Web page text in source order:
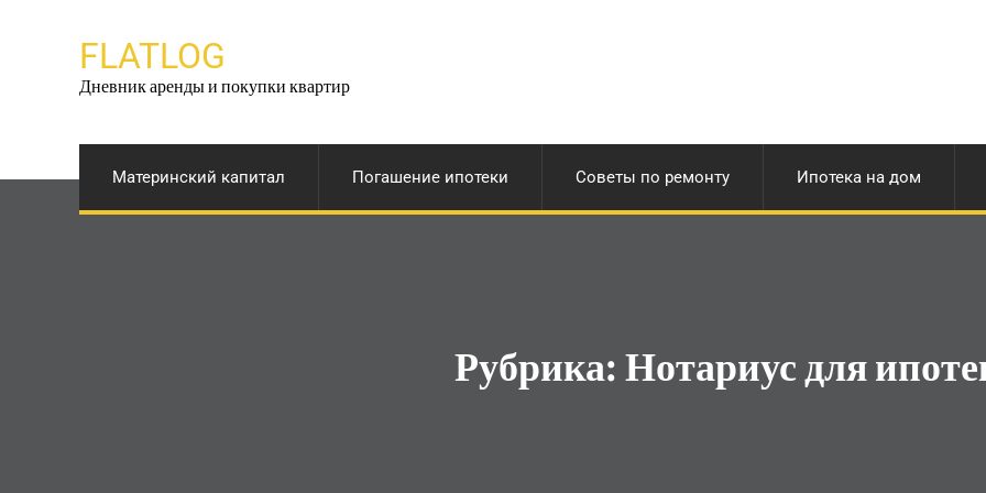
содержимомуFLATLOG
Дневник аренды и покупки квартир
Материнский капитал Погашение ипотеки Советы по ремонту Ипотека на дом
Рубрика:Нотариус для